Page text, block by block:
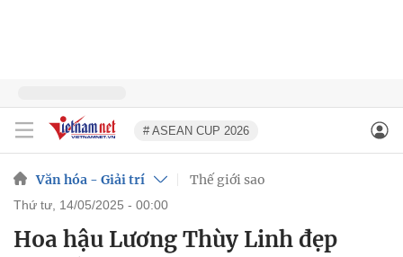
# ASEAN CUP 2026
Văn hóa - Giải trí Thế giới sao
thứ tư, 14/05/2025 - 00:00
Hoa hậu Lương Thùy Linh đẹp